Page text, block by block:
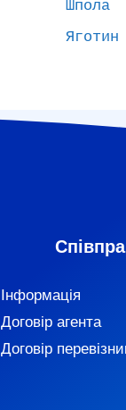
Шпола
Яготин
Інформація
Договір агента
Договір